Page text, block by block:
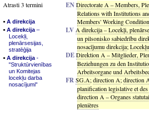
Atrasti 3 termini
▪ A direkcija
▪ A direkcija –
Locekļi,
plenārsesijas,
stratēģija
▪ A direkcija -
"Struktūrvienības
un Komitejas
locekļu darba
nosacījumi"
ENDirectorate A – Members,
Relations with Institutions
Members' Working
LV A direkcija – Locekļi,
un pilsonisko sabiedrību
nosacījumu direkcija;
DEDirektion A – Mitglieder,
Beziehungen zu den
Arbeitsorgane und
FRSG.A;direction A;direction
planification legislative et
direction A – Organes
plenières